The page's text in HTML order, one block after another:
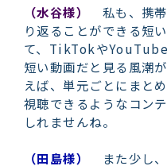
（水谷様）
私も、携
り返ることができる短
て、TikTokやYouTube
短い動画だと見る風潮
えば、単元ごとにまと
視聴できるようなコン
しれませんね。
（田島様） また少し